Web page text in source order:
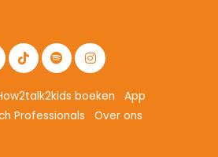
boeken
App
Professionals
Over ons